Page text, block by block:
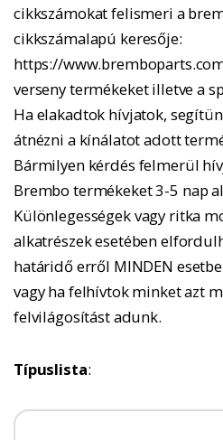
cikkszámokat felismeri a
cikkszámalapú keresője:
https://
verseny termékeket illetve a
Ha elakadtok hívjatok,
átnézni a kínálatot adott
Bármilyen kérdés felmerül
Brembo termékeket 3-5 nap
Különlegességek vagy ritka
alkatrészek esetében
határidő erről MINDEN
vagy ha felhívtok minket azt
felvilágosítást adunk.
Típuslista: